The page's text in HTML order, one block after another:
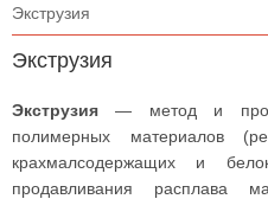
Экструзия
Экструзия
Экструзия — метод и
полимерных материалов
крахмалсодержащих и
продавливания расплава